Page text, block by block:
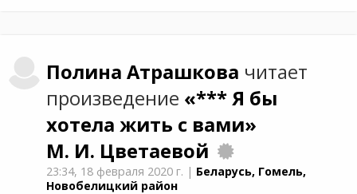
Полина Атрашкова читает
произведение «*** Я бы
хотела жить с вами»
М. И. Цветаевой
23:34, 18 февраля 2020 г. | Беларусь, Гомель,
Новобелицкий район